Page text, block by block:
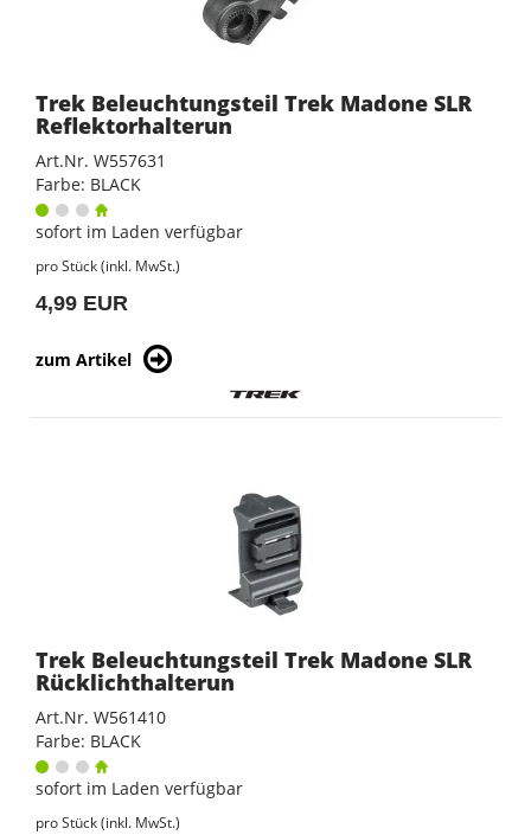
Trek Beleuchtungsteil Trek Madone SLR
Reflektorhalterun
Art.Nr. W557631
Farbe: BLACK
sofort im Laden verfügbar
pro Stück (inkl. MwSt.)
4,99 EUR
zum Artikel
Trek Beleuchtungsteil Trek Madone SLR
Rücklichthalterun
Art.Nr. W561410
Farbe: BLACK
sofort im Laden verfügbar
pro Stück (inkl. MwSt.)